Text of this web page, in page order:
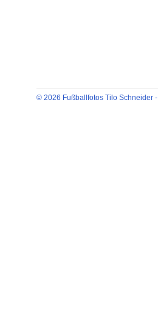
© 2026 Fußballfotos Tilo Schneider -